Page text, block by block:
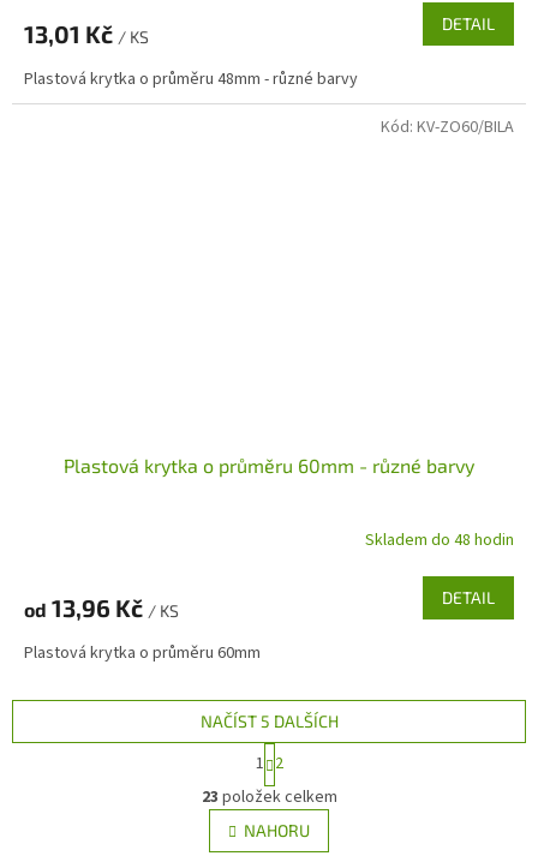
13,01 Kč / KS
DETAIL
Plastová krytka o průměru 48mm - různé barvy
Plastová krytka o průměru 60mm - různé barvy
Skladem do 48 hodin
od 13,96 Kč / KS
DETAIL
Plastová krytka o průměru 60mm
Kód: KV-ZO60/BILA
O
v
l
á
NAČÍST 5 DALŠÍCH
S
t
r
á
n
k
1 2
23 položek celkem
NAHORU